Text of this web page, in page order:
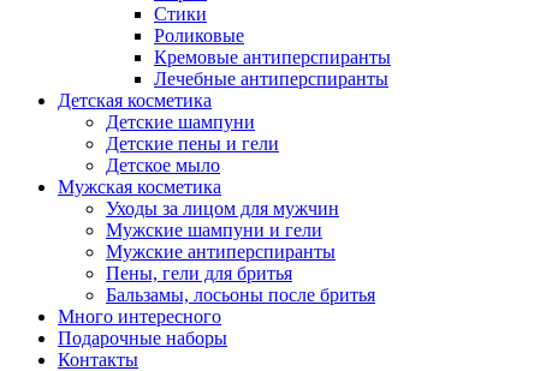
Стики
Роликовые
Кремовые антиперспиранты
Лечебные антиперспиранты
Детская косметика
Детские шампуни
Детские пены и гели
Детское мыло
Мужская косметика
Уходы за лицом для мужчин
Мужские шампуни и гели
Мужские антиперспиранты
Пены, гели для бритья
Бальзамы, лосьоны после бритья
Много интересного
Подарочные наборы
Контакты